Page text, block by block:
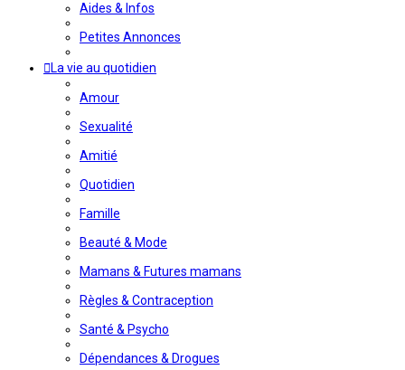
Aides & Infos
Petites Annonces
La vie au quotidien
Amour
Sexualité
Amitié
Quotidien
Famille
Beauté & Mode
Mamans & Futures mamans
Règles & Contraception
Santé & Psycho
Dépendances & Drogues